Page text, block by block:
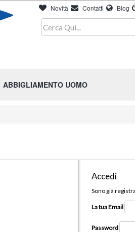
Novità Contatti Blog
ABBIGLIAMENTO UOMO
Accedi
Sono già
La tua Email
Password